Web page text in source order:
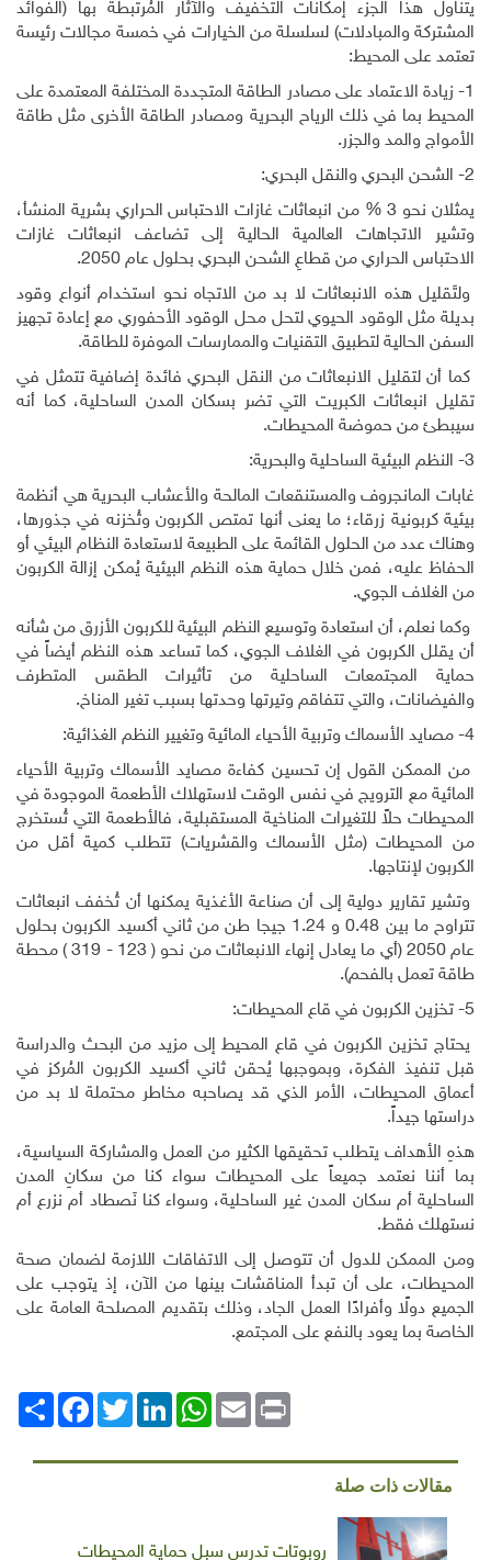
يتناول هذا الجزء إمكانات التخفيف والآثار المُرتبطة بها (الفوائد
المشتركة والمبادلات) لسلسلة من الخيارات في خمسة مجالات رئيسة
تعتمد على المحيط:
1- زيادة الاعتماد على مصادر الطاقة المتجددة المختلفة المعتمدة على
المحيط بما في ذلك الرياح البحرية ومصادر الطاقة الأخرى مثل طاقة
الأمواج والمد والجزر.
2- الشحن البحري والنقل البحري:
يمثلان نحو 3 % من انبعاثات غازات الاحتباس الحراري بشرية المنشأ،
وتشير الاتجاهات العالمية الحالية إلى تضاعف انبعاثات غازات
الاحتباس الحراري من قطاعِ الشحن البحري بحلول عام 2050.
ولتَقليل هذه الانبعاثات لا بد من الاتجاه نحو استخدام أنواع وقود
بديلة مثل الوقود الحيوي لتحل محل الوقود الأحفوري مع إعادة تجهيز
السفن الحالية لتطبيق التقنيات والممارسات الموفرة للطاقة.
كما أن لتقليل الانبعاثات من النقل البحري فائدة إضافية تتمثل في
تقليل انبعاثات الكبريت التي تضر بسكان المدن الساحلية، كما أنه
سيبطئ من حموضة المحيطات.
3- النظم البيئية الساحلية والبحرية:
غابات المانجروف والمستنقعات المالحة والأعشاب البحرية هي أنظمة
بيئية كربونية زرقاء؛ ما يعنى أنها تمتص الكربون وتُخزنه في جذورها،
وهناك عدد من الحلول القائمة على الطبيعة لاستعادة النظام البيئي أو
الحفاظ عليه، فمن خلال حماية هذه النظم البيئية يُمكن إزالة الكربون
من الغلاف الجوي.
وكما نعلم، أن استعادة وتوسيع النظم البيئية للكربون الأزرق من شأنه
أن يقلل الكربون في الغلاف الجوي، كما تساعد هذه النظم أيضاً في
حماية المجتمعات الساحلية من تأثيرات الطقس المتطرف
والفيضانات، والتي تتفاقم وتيرتها وحدتها بسبب تغير المناخ.
4- مصايد الأسماك وتربية الأحياء المائية وتغيير النظم الغذائية:
من الممكن القول إن تحسين كفاءة مصايد الأسماك وتربية الأحياء
المائية مع الترويج في نفس الوقت لاستهلاك الأطعمة الموجودة في
المحيطات حلاً للتغيرات المناخية المستقبلية، فالأطعمة التي تُستخرج
من المحيطات (مثل الأسماك والقشريات) تتطلب كمية أقل من
الكربون لإنتاجها.
وتشير تقارير دولية إلى أن صناعة الأغذية يمكنها أن تُخفف انبعاثات
تتراوح ما بين 0.48 و 1.24 جيجا طن من ثاني أكسيد الكربون بحلول
عام 2050 (أي ما يعادل إنهاء الانبعاثات من نحو ( 123 - 319 ) محطة
طاقة تعمل بالفحم).
5- تخزين الكربون في قاع المحيطات:
يحتاج تخزين الكربون في قاع المحيط إلى مزيد من البحث والدراسة
قبل تنفيذ الفكرة، وبموجبها يُحقن ثاني أكسيد الكربون المُركز في
أعماق المحيطات، الأمر الذي قد يصاحبه مخاطر محتملة لا بد من
دراستها جيداً.
هذهِ الأهداف يتطلب تحقيقها الكثير من العمل والمشاركة السياسية،
بما أننا نعتمد جميعاً على المحيطات سواء كنا من سكانِ المدن
الساحلية أم سكان المدن غير الساحلية، وسواء كنا نَصطاد أم نزرع أم
نستهلك فقط.
ومن الممكن للدول أن تتوصل إلى الاتفاقات اللازمة لضمان صحة
المحيطات، على أن تبدأ المناقشات بينها من الآن، إذ يتوجب على
الجميع دولًا وأفرادًا العمل الجاد، وذلك بتقديم المصلحة العامة على
الخاصة بما يعود بالنفع على المجتمع.
انشر
FacebookTwitterLinkedIn
WhatsAppEmail Print
مقالات ذات صلة
روبوتات تدرس سبل حماية المحيطات